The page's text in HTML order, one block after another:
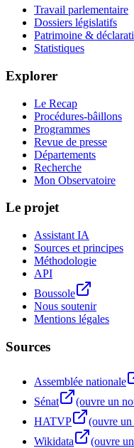
Travail parlementaire
Dossiers législatifs
Patrimoine &
Statistiques
Explorer
Le Recap
Procédures-bâillons
Programmes
Revue de presse
Départements
Recherche
Mon Observatoire
Le projet
Assistant IA
Sources et principes
Méthodologie
API
Boussole
Nous soutenir
Mentions légales
Sources
Assemblée nationale
Sénat
(ouvre un
HATVP
(ouvre
Wikidata
(ouvre